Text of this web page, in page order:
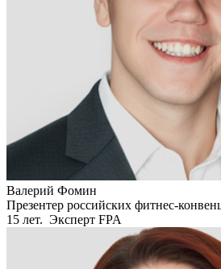
Валерий Фомин
Презентер российских фитнес-
15 лет. Эксперт FPA